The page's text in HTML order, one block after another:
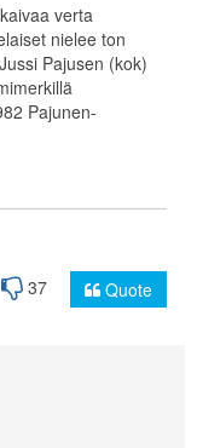
verta
nielee ton
Pajusen (kok)
Pajunen-
37 Quote